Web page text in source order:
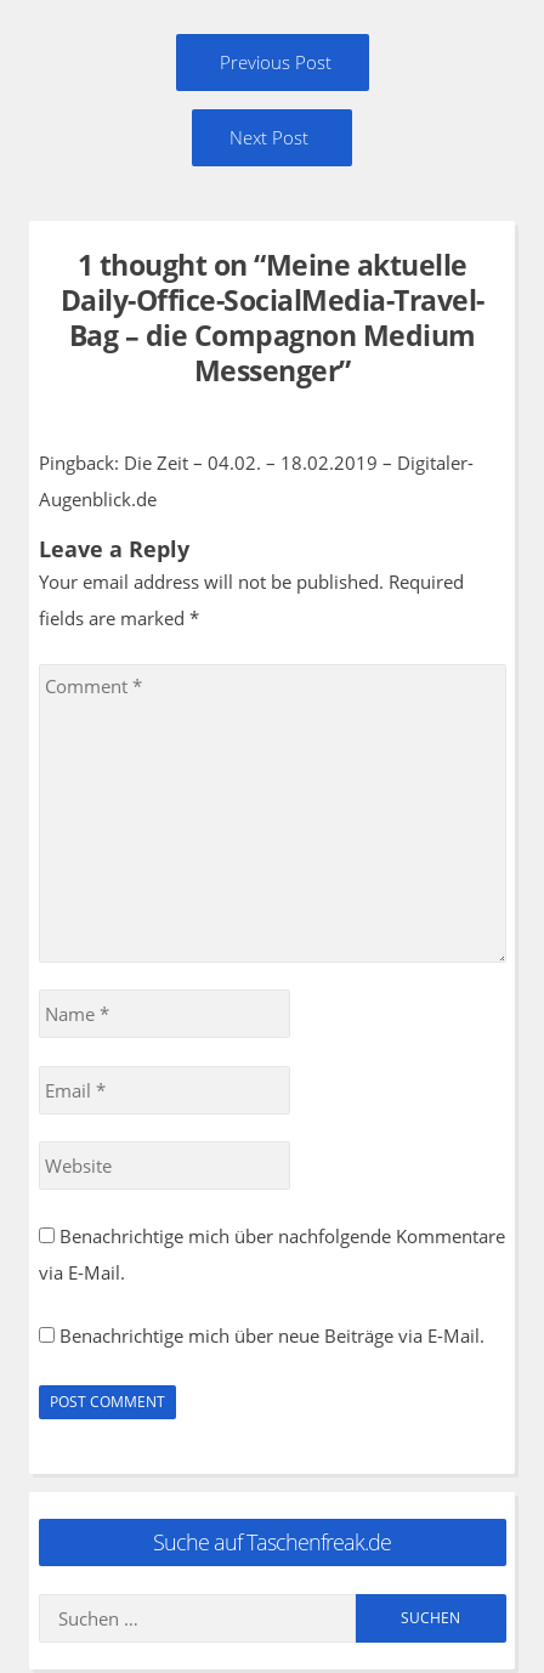
Previous Post
post:
Next Post
Post:
1 thought on “Meine aktuelle
Daily-Office-SocialMedia-Travel-
Bag – die Compagnon Medium
Messenger”
Pingback: Die Zeit – 04.02. – 18.02.2019 – Digitaler-
Augenblick.de
Leave a Reply
Your email address will not be published. Required
fields are marked *
Comment
Name
*
Email
*
Website
Benachrichtige mich über nachfolgende Kommentare
via E-Mail.
Benachrichtige mich über neue Beiträge via E-Mail.
Suche auf Taschenfreak.de
Suchen
nach: